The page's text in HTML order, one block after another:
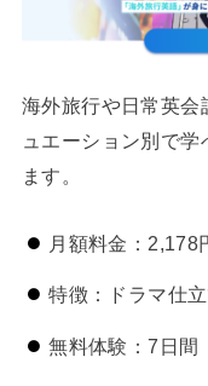
海外旅行や日常英会
ュエーション別で
ます。
月額料金：2,178
特徴：ドラマ仕
無料体験：7日間